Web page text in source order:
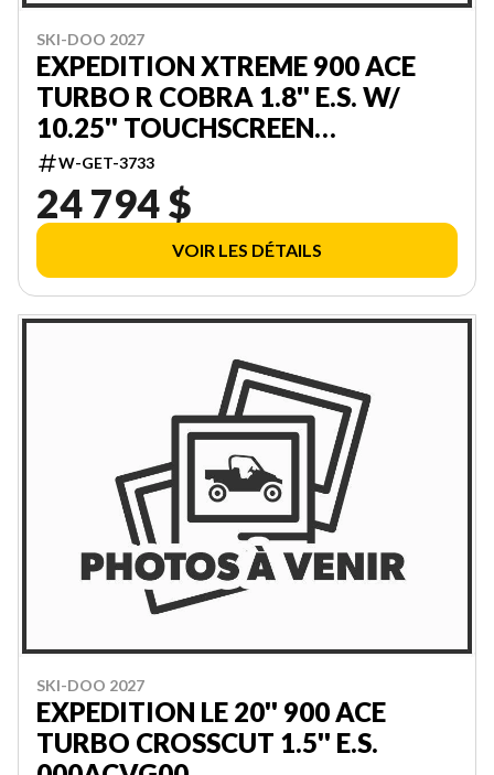
SKI-DOO 2027
EXPEDITION XTREME 900 ACE
TURBO R COBRA 1.8'' E.S. W/
10.25'' TOUCHSCREEN
000APVC00
W-GET-3733
24 794 $
VOIR LES DÉTAILS
SKI-DOO 2027
EXPEDITION LE 20'' 900 ACE
TURBO CROSSCUT 1.5'' E.S.